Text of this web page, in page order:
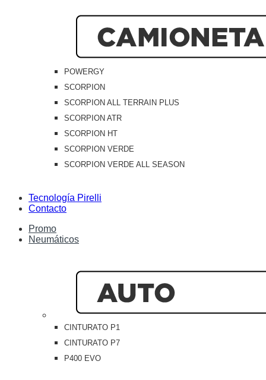
POWERGY
SCORPION
SCORPION ALL TERRAIN PLUS
SCORPION ATR
SCORPION HT
SCORPION VERDE
SCORPION VERDE ALL SEASON
Tecnología Pirelli
Contacto
Promo
Neumáticos
CINTURATO P1
CINTURATO P7
P400 EVO